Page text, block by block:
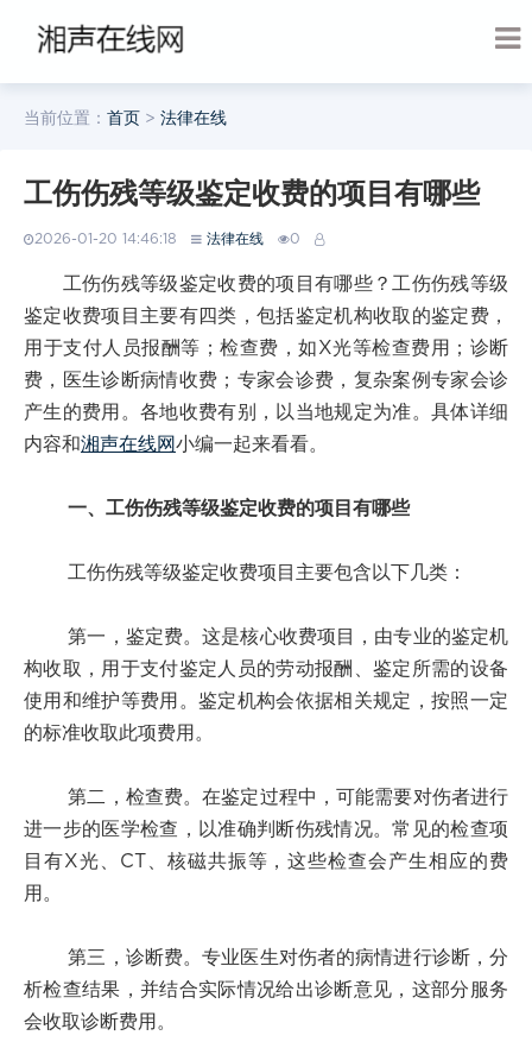
当前位置： 首页 > 法律在线
工伤伤残等级鉴定收费的项目有哪些
2026-01-20 14:46:18 法律在线 0
工伤伤残等级鉴定收费的项目有哪些？工伤伤残等级
鉴定收费项目主要有四类，包括鉴定机构收取的鉴定费，
用于支付人员报酬等；检查费，如X光等检查费用；诊断
费，医生诊断病情收费；专家会诊费，复杂案例专家会诊
产生的费用。各地收费有别，以当地规定为准。具体详细
内容和湘声在线网小编一起来看看。
一、工伤伤残等级鉴定收费的项目有哪些
工伤伤残等级鉴定收费项目主要包含以下几类：
第一，鉴定费。这是核心收费项目，由专业的鉴定机
构收取，用于支付鉴定人员的劳动报酬、鉴定所需的设备
使用和维护等费用。鉴定机构会依据相关规定，按照一定
的标准收取此项费用。
第二，检查费。在鉴定过程中，可能需要对伤者进行
进一步的医学检查，以准确判断伤残情况。常见的检查项
目有X光、CT、核磁共振等，这些检查会产生相应的费
用。
第三，诊断费。专业医生对伤者的病情进行诊断，分
析检查结果，并结合实际情况给出诊断意见，这部分服务
会收取诊断费用。